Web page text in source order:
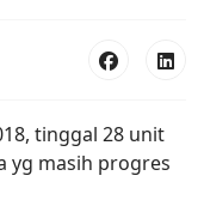
tinggal 28 unit
yg masih progres